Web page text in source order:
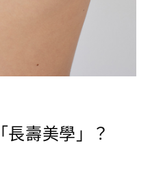
壽美學」？